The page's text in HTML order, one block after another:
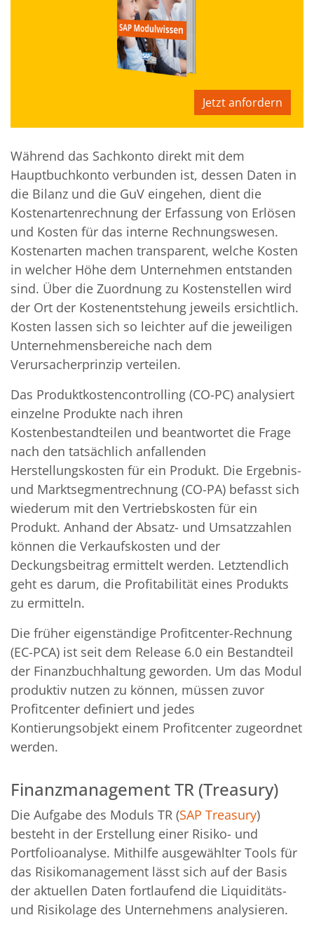
Jetzt anfordern
Während das Sachkonto direkt mit dem
Hauptbuchkonto verbunden ist, dessen Daten in
die Bilanz und die GuV eingehen, dient die
Kostenartenrechnung der Erfassung von Erlösen
und Kosten für das interne Rechnungswesen.
Kostenarten machen transparent, welche Kosten
in welcher Höhe dem Unternehmen entstanden
sind. Über die Zuordnung zu Kostenstellen wird
der Ort der Kostenentstehung jeweils ersichtlich.
Kosten lassen sich so leichter auf die jeweiligen
Unternehmensbereiche nach dem
Verursacherprinzip verteilen.
Das Produktkostencontrolling (CO-PC) analysiert
einzelne Produkte nach ihren
Kostenbestandteilen und beantwortet die Frage
nach den tatsächlich anfallenden
Herstellungskosten für ein Produkt. Die Ergebnis-
und Marktsegmentrechnung (CO-PA) befasst sich
wiederum mit den Vertriebskosten für ein
Produkt. Anhand der Absatz- und Umsatzzahlen
können die Verkaufskosten und der
Deckungsbeitrag ermittelt werden. Letztendlich
geht es darum, die Profitabilität eines Produkts
zu ermitteln.
Die früher eigenständige Profitcenter-Rechnung
(EC-PCA) ist seit dem Release 6.0 ein Bestandteil
der Finanzbuchhaltung geworden. Um das Modul
produktiv nutzen zu können, müssen zuvor
Profitcenter definiert und jedes
Kontierungsobjekt einem Profitcenter zugeordnet
werden.
Finanzmanagement TR (Treasury)
Die Aufgabe des Moduls TR (SAP Treasury)
besteht in der Erstellung einer Risiko- und
Portfolioanalyse. Mithilfe ausgewählter Tools für
das Risikomanagement lässt sich auf der Basis
der aktuellen Daten fortlaufend die Liquiditäts-
und Risikolage des Unternehmens analysieren.